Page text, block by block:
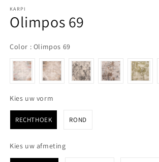
KARPI
Olimpos 69
Color : Olimpos 69Color
Kies uw vorm
RECHTHOEK ROND
Kies uw afmetingKies uw afmeting